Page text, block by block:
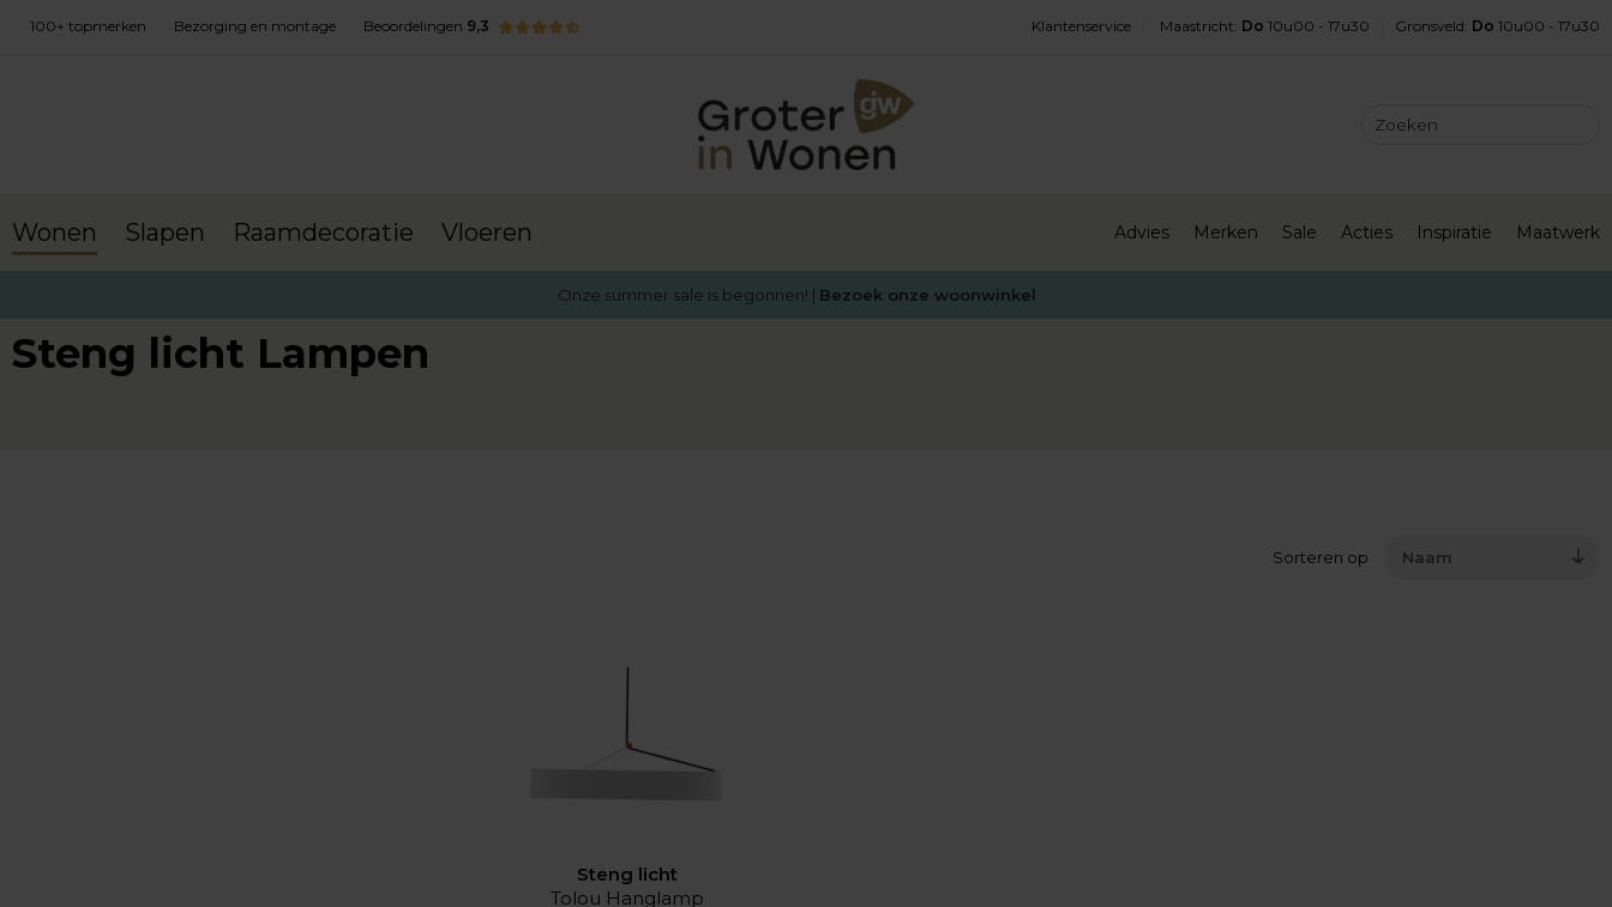
100+ topmerken Bezorging en montage Beoordelingen 9,3 Klantenservice Maastricht: Do 10u00 - 17u30 Gronsveld: Do 10u00 - 17u30
Wonen Slapen Raamdecoratie Vloeren Advies Merken Sale Acties Inspiratie Maatwerk
Onze summer sale is begonnen! | Bezoek onze woonwinkel
terug naar Wonen Lampen
Steng licht Lampen
Sorteren op Naam
Steng licht
Tolou Hanglamp